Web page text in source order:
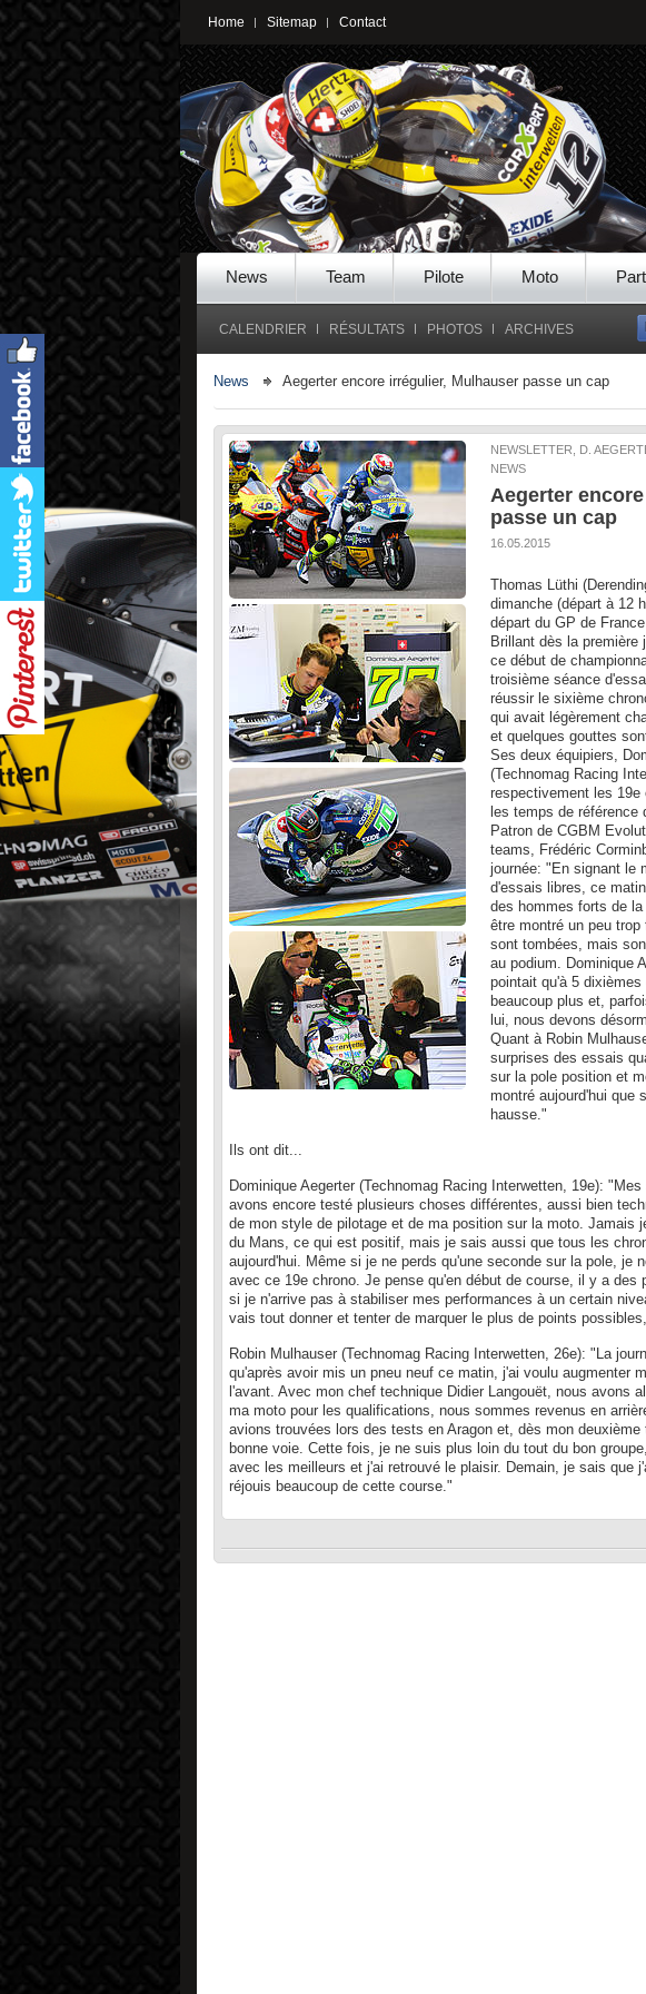
Home Sitemap Contact
News Team Pilote Moto
CALENDRIER RÉSULTATS PHOTOS ARCHIVES
News Aegerter encore irrégulier, Mulhauser passe un cap
NEWSLETTER, D.
NEWS
Aegerter
passe un cap
16.05.2015
Thomas Lüthi
dimanche (départ à 12
départ du GP de
Brillant dès la
ce début de
troisième séance
réussir le sixième
qui avait légèrement
et quelques gouttes
Ses deux équipiers,
(Technomag Racing
respectivement les
les temps de
Patron de CGBM
teams, Frédéric
journée: "En signant le
d'essais libres, ce
des hommes forts de
être montré un peu
sont tombées, mais
au podium. Dominique
pointait qu'à 5
beaucoup plus et,
lui, nous devons
Quant à Robin
surprises des essais
sur la pole position et
montré aujourd'hui que
hausse."
Ils ont dit...
Dominique Aegerter (Technomag Racing Interwetten, 19e):
avons encore testé plusieurs choses différentes, aussi bien
de mon style de pilotage et de ma position sur la moto. Jamais
du Mans, ce qui est positif, mais je sais aussi que tous les
aujourd'hui. Même si je ne perds qu'une seconde sur la pole, je
avec ce 19e chrono. Je pense qu'en début de course, il y a
si je n'arrive pas à stabiliser mes performances à un certain
vais tout donner et tenter de marquer le plus de points
Robin Mulhauser (Technomag Racing Interwetten, 26e): "La
qu'après avoir mis un pneu neuf ce matin, j'ai voulu augmenter
l'avant. Avec mon chef technique Didier Langouët, nous avons
ma moto pour les qualifications, nous sommes revenus en
avions trouvées lors des tests en Aragon et, dès mon
bonne voie. Cette fois, je ne suis plus loin du tout du bon
avec les meilleurs et j'ai retrouvé le plaisir. Demain, je sais que
réjouis beaucoup de cette course."